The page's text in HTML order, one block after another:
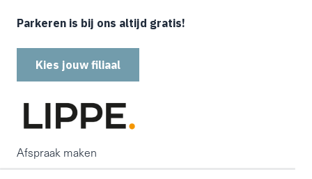
Parkeren is bij ons altijd gratis!
Kies jouw filiaal
Afspraak maken